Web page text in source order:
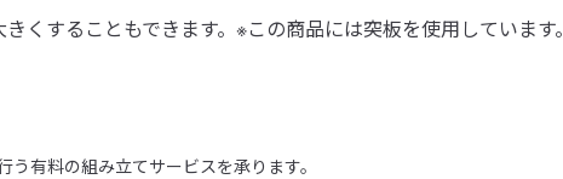
くすることもできます。※この商品には突板を使用しています。
有料の組み立てサービスを承ります。